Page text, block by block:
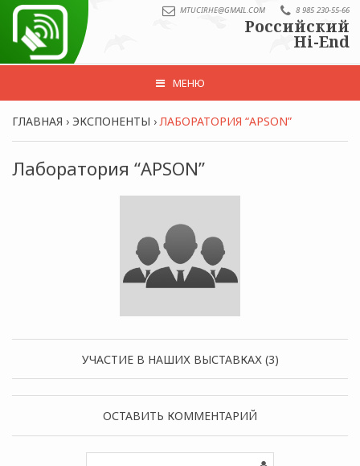
MTUCIRHE@GMAIL.COM 8 985 230-55-66
Российский
Hi-End
МЕНЮ
ГЛАВНАЯ › ЭКСПОНЕНТЫ ›ЛАБОРАТОРИЯ “APSON”
Лаборатория “APSON”
УЧАСТИЕ В НАШИХ ВЫСТАВКАХ (3)
ОСТАВИТЬ КОММЕНТАРИЙ